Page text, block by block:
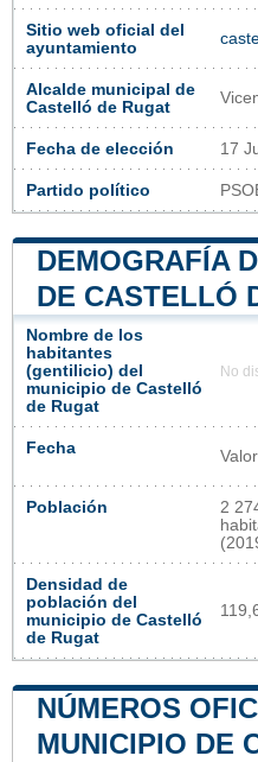
Sitio web oficial del
ayuntamiento
Alcalde municipal de
Castelló de Rugat
Fecha de elección 17
Partido político
DEMOGRAFÍA
DE CASTELLÓ
Nombre de los
habitantes
(gentilicio) del
municipio de Castelló
de Rugat
No
Fecha
Población
2
Densidad de
población del
municipio de Castelló
de Rugat
NÚMEROS
MUNICIPIO DE